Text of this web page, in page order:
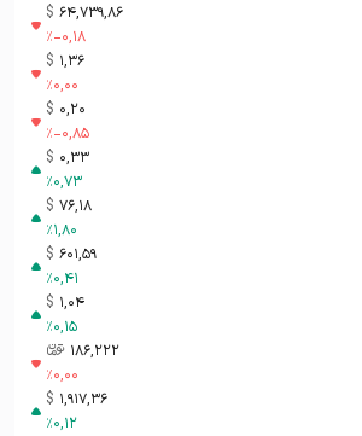
64,739,86
$
%-0,18
1,36
$
%0,00
0,20
$
%-0,85
0,33
$
%0,73
76,18
$
%1,80
601,59
$
%0,41
1,04
$
%0,15
186,222 تومان-ء
%0,00
1,917,36
$
%0,12